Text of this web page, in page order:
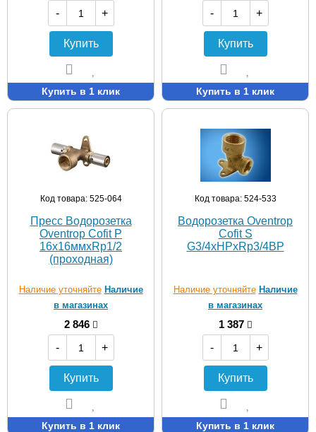
-
+
Купить
Купить в 1 клик
-
+
Купить
Купить в 1 клик
Код товара: 525-064
Пресс Водорозетка
Oventrop Cofit P
16х16ммхRp1/2
(проходная)
Наличие уточняйте Наличие
в магазинах
2 846
-
+
Купить
Купить в 1 клик
Код товара: 524-533
Водорозетка Oventrop
Cofit S
G3/4xHPxRp3/4BP
Наличие уточняйте Наличие
в магазинах
1 387
-
+
Купить
Купить в 1 клик